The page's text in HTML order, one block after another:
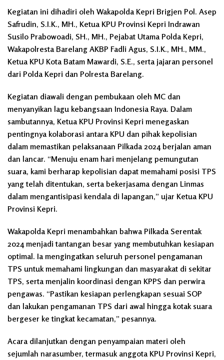
Kegiatan ini dihadiri oleh Wakapolda Kepri Brigjen Pol. Asep
Safrudin, S.I.K., MH., Ketua KPU Provinsi Kepri Indrawan
Susilo Prabowoadi, SH., MH., Pejabat Utama Polda Kepri,
Wakapolresta Barelang AKBP Fadli Agus, S.I.K., MH., MM.,
Ketua KPU Kota Batam Mawardi, S.E., serta jajaran personel
dari Polda Kepri dan Polresta Barelang.
Kegiatan diawali dengan pembukaan oleh MC dan
menyanyikan lagu kebangsaan Indonesia Raya. Dalam
sambutannya, Ketua KPU Provinsi Kepri menegaskan
pentingnya kolaborasi antara KPU dan pihak kepolisian
dalam memastikan pelaksanaan Pilkada 2024 berjalan aman
dan lancar. “Menuju enam hari menjelang pemungutan
suara, kami berharap kepolisian dapat memahami posisi TPS
yang telah ditentukan, serta bekerjasama dengan Linmas
dalam mengantisipasi kendala di lapangan,” ujar Ketua KPU
Provinsi Kepri.
Wakapolda Kepri menambahkan bahwa Pilkada Serentak
2024 menjadi tantangan besar yang membutuhkan kesiapan
optimal. Ia mengingatkan seluruh personel pengamanan
TPS untuk memahami lingkungan dan masyarakat di sekitar
TPS, serta menjalin koordinasi dengan KPPS dan perwira
pengawas. “Pastikan kesiapan perlengkapan sesuai SOP
dan lakukan pengamanan TPS dari awal hingga kotak suara
bergeser ke tingkat kecamatan,” pesannya.
Acara dilanjutkan dengan penyampaian materi oleh
sejumlah narasumber, termasuk anggota KPU Provinsi Kepri,